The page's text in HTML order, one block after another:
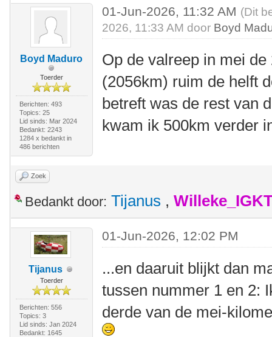
Boyd Maduro
Toerder
Berichten: 493
Topics: 25
Lid sinds: Mar 2024
Bedankt: 2243
1284 x bedankt in
486 berichten
01-Jun-2026, 11:32 AM (Dit
2026, 11:33 AM door Boyd
Op de valreep in mei
(2056km) ruim de helft
betreft was de rest van
kwam ik 500km verder
Zoek
Bedankt door: Tijanus ,
Tijanus
Toerder
Berichten: 556
Topics: 3
Lid sinds: Jan 2024
Bedankt: 1645
01-Jun-2026, 12:02 PM
...en daaruit blijkt dan
tussen nummer 1 en 2:
derde van de mei-